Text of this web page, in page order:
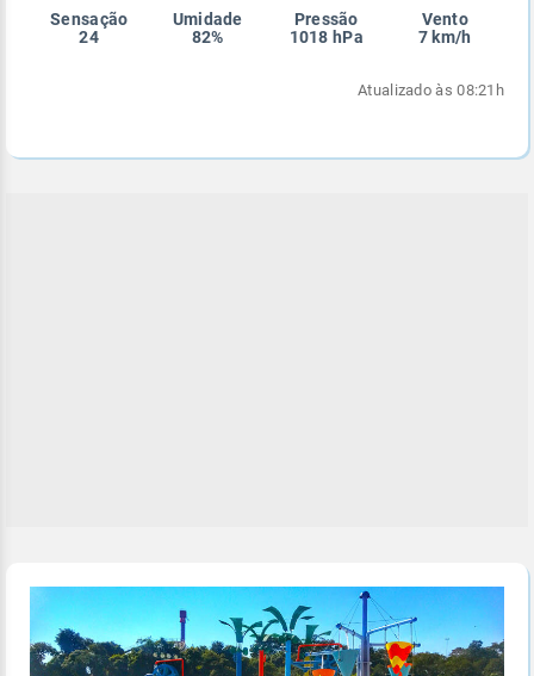
Sensação
24
Umidade
82%
Pressão
1018 hPa
Vento
7 km/h
Atualizado às 08:21h
Enviar
Enviar
Enviar
Enviar
Enviar